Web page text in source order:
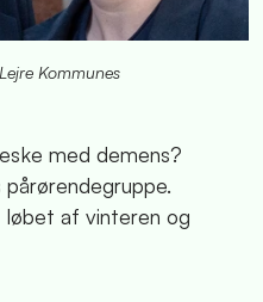
Kommunes
med demens?
løbet af vinteren og